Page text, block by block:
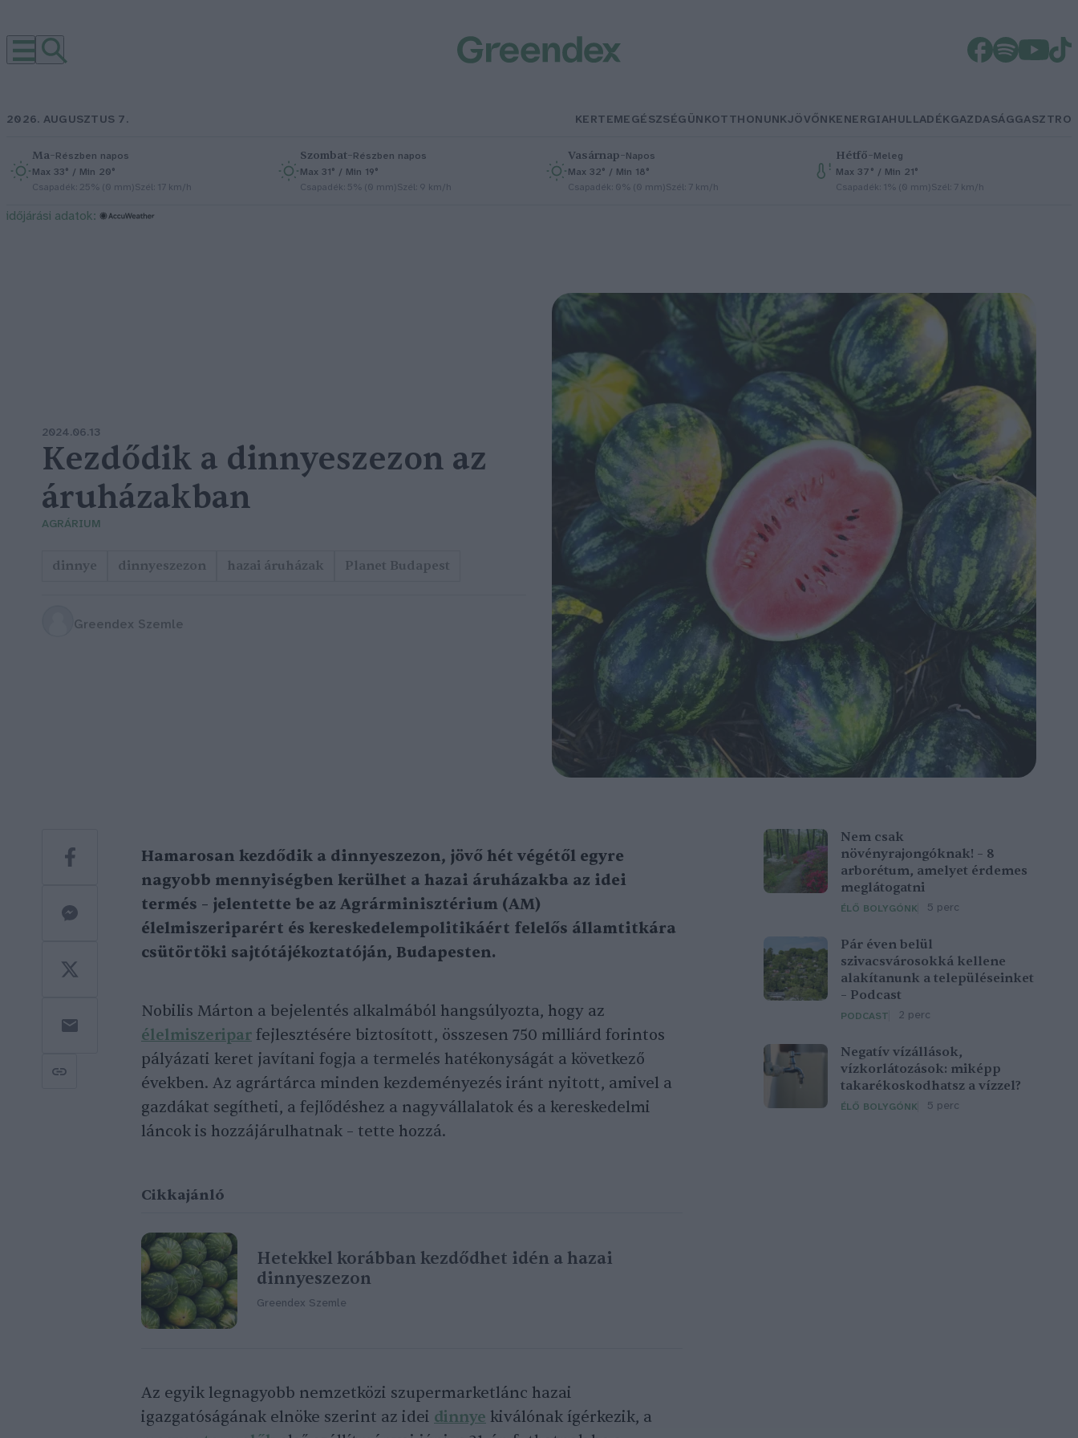
2026. AUGUSZTUS 7. KERTEMEGÉSZSÉGÜNKOTTHONUNKJÖVŐNKENERGIAHULLADÉKGAZDASÁGGASZTRO
Ma–Részben napos
Max 33° / Min 20°
Csapadék: 25% (0 mm)Szél: 17 km/h
Szombat–Részben napos
Max 31° / Min 19°
Csapadék: 5% (0 mm)Szél: 9 km/h
Vasárnap–Napos
Max 32° / Min 18°
Csapadék: 0% (0 mm)Szél: 7 km/h
Hétfő–Meleg
Max 37° / Min 21°
Csapadék: 1% (0 mm)Szél: 7 km/h
időjárási adatok:
2024.06.13
Kezdődik a dinnyeszezon az
áruházakban
AGRÁRIUM
dinnye dinnyeszezon hazai áruházak Planet Budapest
Greendex Szemle
Hamarosan kezdődik a dinnyeszezon, jövő hét végétől egyre
nagyobb mennyiségben kerülhet a hazai áruházakba az idei
termés – jelentette be az Agrárminisztérium (AM)
élelmiszeriparért és kereskedelempolitikáért felelős államtitkára
csütörtöki sajtótájékoztatóján, Budapesten.
Nobilis Márton a bejelentés alkalmából hangsúlyozta, hogy az
élelmiszeripar fejlesztésére biztosított, összesen 750 milliárd forintos
pályázati keret javítani fogja a termelés hatékonyságát a következő
években. Az agrártárca minden kezdeményezés iránt nyitott, amivel a
gazdákat segítheti, a fejlődéshez a nagyvállalatok és a kereskedelmi
láncok is hozzájárulhatnak – tette hozzá.
Cikkajánló
Hetekkel korábban kezdődhet idén a hazai
dinnyeszezon
Greendex Szemle
Az egyik legnagyobb nemzetközi szupermarketlánc hazai
igazgatóságának elnöke szerint az idei dinnye kiválónak ígérkezik, a
Nem csak
növényrajongóknak! – 8
arborétum, amelyet érdemes
meglátogatni
ÉLŐ BOLYGÓNK 5 perc
Pár éven belül
szivacsvárosokká kellene
alakítanunk a településeinket
– Podcast
PODCAST 2 perc
Negatív vízállások,
vízkorlátozások: miképp
takarékoskodhatsz a vízzel?
ÉLŐ BOLYGÓNK 5 perc